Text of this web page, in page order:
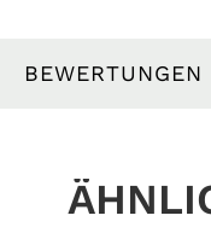
BEWERTUNGEN